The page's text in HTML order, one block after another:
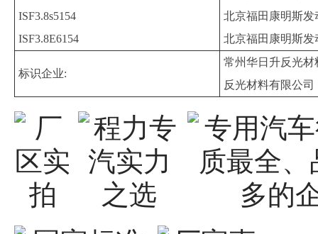
ISF3.8s5154
ISF3.8E6154
北京福田康明斯发
北京福田康明斯发
标识企业:
常州华日升反光
反光材料有限公司